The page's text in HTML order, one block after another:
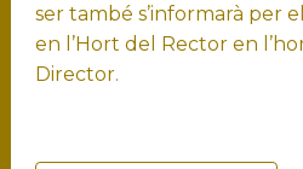
ser també s’informarà per
en l’Hort del Rector en
Director.